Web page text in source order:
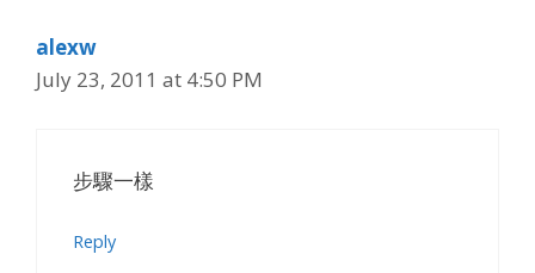
alexw
July 23, 2011 at 4:50 PM
步驟一樣
Reply